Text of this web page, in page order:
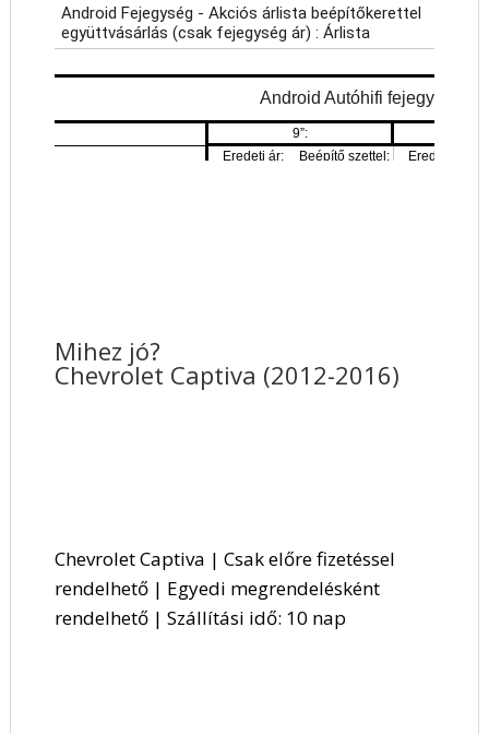
Mihez jó?
Chevrolet Captiva (2012-2016)
Chevrolet Captiva | Csak előre fizetéssel
rendelhető | Egyedi megrendelésként
rendelhető | Szállítási idő: 10 nap